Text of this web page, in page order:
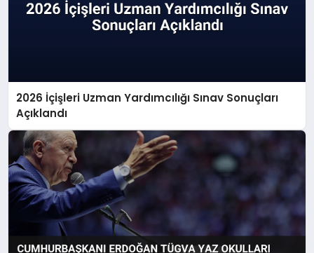
2026 İçişleri Uzman Yardımcılığı Sınav Sonuçları
Açıklandı